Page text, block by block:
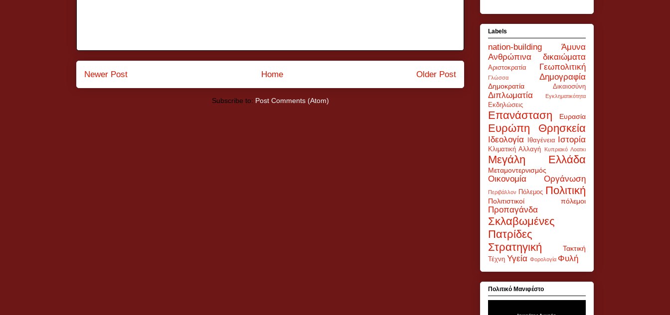
Newer Post Older Post
Home
Subscribe to: Post Comments (Atom)
Labels
nation-building
Άμυνα
Ανθρώπινα δικαιώματα
Αριστοκρατία Γεωπολιτική
Γλώσσα Δημογραφία
Δημοκρατία Δικαιοσύνη
Διπλωματία Εγκληματικότητα
Εκδηλώσεις
Επανάσταση Ευρασία
Ευρώπη Θρησκεία
Ιδεολογία Ιθαγένεια Ιστορία
Κλιματική Αλλαγή Κυπριακό Λοατκι
Μεγάλη Ελλάδα
Μεταμοντερνισμός
Οικονομία Οργάνωση
Περιβάλλον Πόλεμος Πολιτική
Πολιτιστικοί πόλεμοι
Προπαγάνδα
Σκλαβωμένες
Πατρίδες
Στρατηγική
Τακτική
Τέχνη Υγεία Φορολογία Φυλή
Πολιτικό Μανιφέστο